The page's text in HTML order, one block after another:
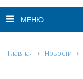
МЕНЮ
НОВОСТИ
Главная Новости